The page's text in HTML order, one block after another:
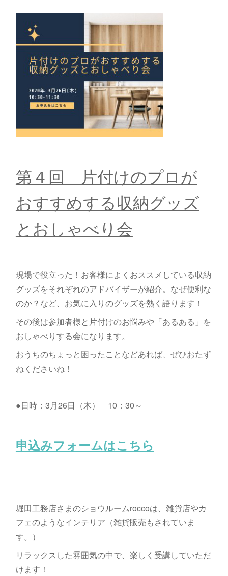
第４回 片付けのプロが
おすすめする収納グッズ
とおしゃべり会
現場で役立った！お客様によくおススメしている収納
グッズをそれぞれのアドバイザーが紹介。なぜ便利な
のか？など、お気に入りのグッズを熱く語ります！
その後は参加者様と片付けのお悩みや「あるある」を
おしゃべりする会になります。
おうちのちょっと困ったことなどあれば、ぜひおたず
ねくださいね！
●日時：3月26日（木） 10：30～
申込みフォームはこちら
堀田工務店さまのショウルームroccoは、雑貨店やカ
フェのようなインテリア（雑貨販売もされていま
す。）
リラックスした雰囲気の中で、楽しく受講していただ
けます！